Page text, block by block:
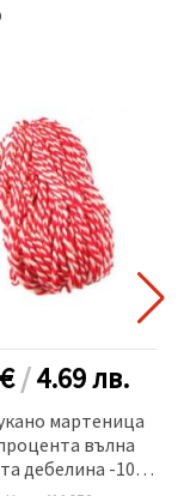
/4.69лв.
мартеница
вълна
дебелина -100